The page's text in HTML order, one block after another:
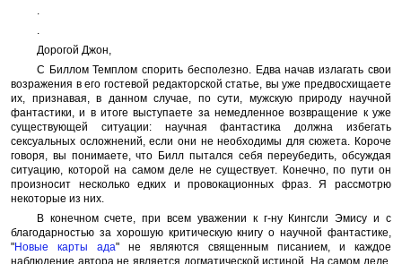
.
.
Дорогой Джон,
С Биллом Темплом спорить бесполезно. Едва начав излагать свои
возражения в его гостевой редакторской статье, вы уже предвосхищаете
их, признавая, в данном случае, по сути, мужскую природу научной
фантастики, и в итоге выступаете за немедленное возвращение к уже
существующей ситуации: научная фантастика должна избегать
сексуальных осложнений, если они не необходимы для сюжета. Короче
говоря, вы понимаете, что Билл пытался себя переубедить, обсуждая
ситуацию, которой на самом деле не существует. Конечно, по пути он
произносит несколько едких и провокационных фраз. Я рассмотрю
некоторые из них.
В конечном счете, при всем уважении к г-ну Кингсли Эмису и с
благодарностью за хорошую критическую книгу о научной фантастике,
"Новые карты ада" не являются священным писанием, и каждое
наблюдение автора не является догматической истиной. На самом деле,